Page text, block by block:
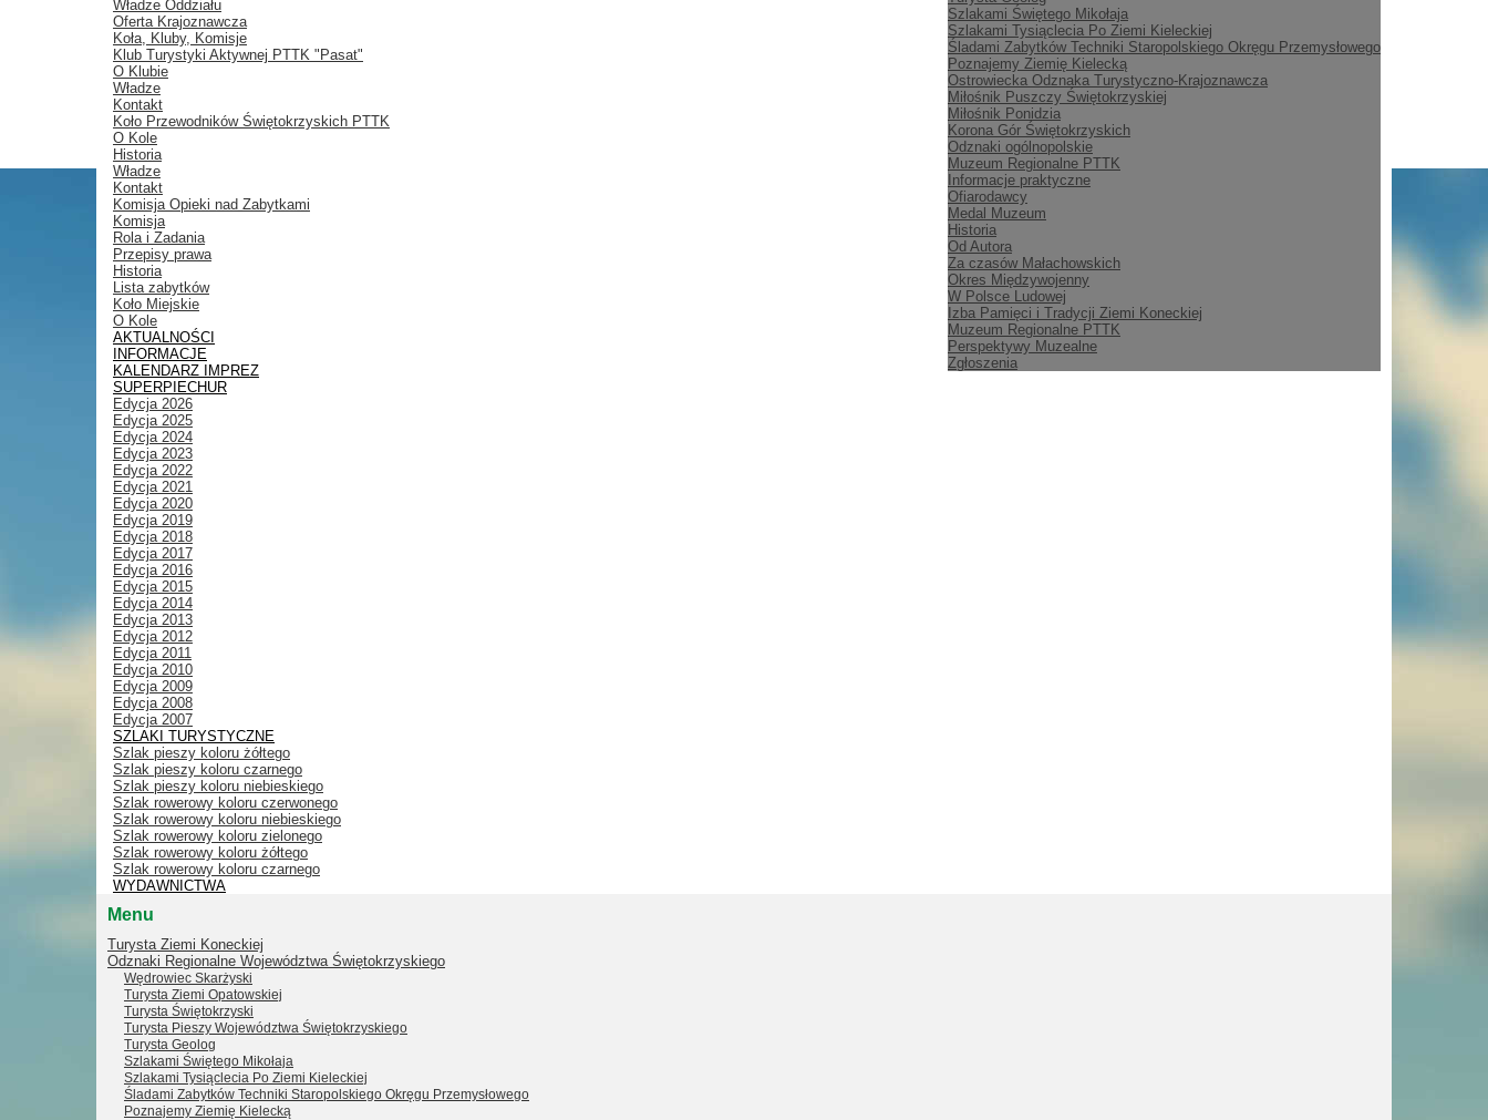
Szlakami Świętego Mikołaja
Szlakami Tysiąclecia Po Ziemi Kieleckiej
Śladami Zabytków Techniki Staropolskiego Okręgu Przemysłowego
Poznajemy Ziemię Kielecką
Ostrowiecka Odznaka Turystyczno-Krajoznawcza
Miłośnik Puszczy Świętokrzyskiej
Miłośnik Ponidzia
Korona Gór Świętokrzyskich
Odznaki ogólnopolskie
Muzeum Regionalne PTTK
Informacje praktyczne
Ofiarodawcy
Medal Muzeum
Historia
Od Autora
Za czasów Małachowskich
Okres Międzywojenny
W Polsce Ludowej
Izba Pamięci i Tradycji Ziemi Koneckiej
Muzeum Regionalne PTTK
Perspektywy Muzealne
Zgłoszenia
Władze Oddziału
Oferta Krajoznawcza
Koła, Kluby, Komisje
Klub Turystyki Aktywnej PTTK "Pasat"
O Klubie
Władze
Kontakt
Koło Przewodników Świętokrzyskich PTTK
O Kole
Historia
Władze
Kontakt
Komisja Opieki nad Zabytkami
Komisja
Rola i Zadania
Przepisy prawa
Historia
Lista zabytków
Koło Miejskie
O Kole
AKTUALNOŚCI
INFORMACJE
KALENDARZ IMPREZ
SUPERPIECHUR
Edycja 2026
Edycja 2025
Edycja 2024
Edycja 2023
Edycja 2022
Edycja 2021
Edycja 2020
Edycja 2019
Edycja 2018
Edycja 2017
Edycja 2016
Edycja 2015
Edycja 2014
Edycja 2013
Edycja 2012
Edycja 2011
Edycja 2010
Edycja 2009
Edycja 2008
Edycja 2007
SZLAKI TURYSTYCZNE
Szlak pieszy koloru żółtego
Szlak pieszy koloru czarnego
Szlak pieszy koloru niebieskiego
Szlak rowerowy koloru czerwonego
Szlak rowerowy koloru niebieskiego
Szlak rowerowy koloru zielonego
Szlak rowerowy koloru żółtego
Szlak rowerowy koloru czarnego
WYDAWNICTWA
Menu
Turysta Ziemi Koneckiej
Odznaki Regionalne Województwa Świętokrzyskiego
Wędrowiec Skarżyski
Turysta Ziemi Opatowskiej
Turysta Świętokrzyski
Turysta Pieszy Województwa Świętokrzyskiego
Turysta Geolog
Szlakami Świętego Mikołaja
Szlakami Tysiąclecia Po Ziemi Kieleckiej
Śladami Zabytków Techniki Staropolskiego Okręgu Przemysłowego
Poznajemy Ziemię Kielecką